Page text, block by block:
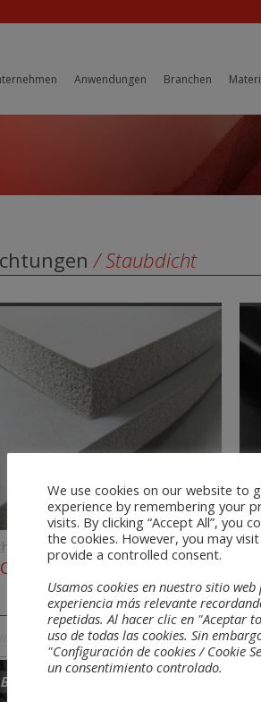
Anwendungen Branchen
/ Staubdicht
/ Staubdicht
SL
Bereiche
We use cookies on our website to
experience by remembering your
visits. By clicking “Accept All”, you
the cookies. However, you may
provide a controlled consent.
Usamos cookies en nuestro sitio
experiencia más relevante
repetidas. Al hacer clic en "Aceptar
uso de todas las cookies. Sin
"Configuración de cookies / Cookie
un consentimiento controlado.